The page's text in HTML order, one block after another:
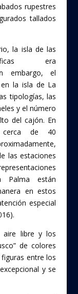
rupestres
tallados
la isla de las
era
embargo, el
la isla de La
tipologías, las
y el número
del cajón. En
cerca de 40
las estaciones
están
en estos
especial
aire libre y los
de colores
entre los
y se